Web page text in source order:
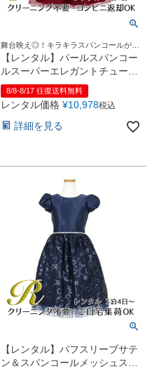
舞台映え◎！キラキラスパンコールがい
っぱいのドレス
【レンタル】パールスパンコー
ルスーパーエレガントチュール
子供ドレス(cdc5008)バーガン
ディー
8/8-8/17 往復送料無料
レンタル価格 ¥10,978税込
詳細を見る
【レンタル】パフスリーブサテ
ン＆スパンコールメッシュスカ